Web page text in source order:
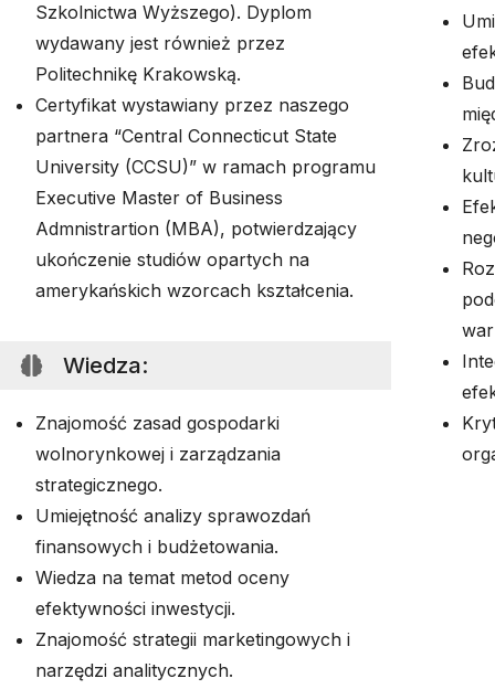
Szkolnictwa Wyższego). Dyplom
wydawany jest również przez
Politechnikę Krakowską.
Certyfikat wystawiany przez naszego
partnera “Central Connecticut State
University (CCSU)” w ramach programu
Executive Master of Business
Admnistrartion (MBA), potwierdzający
ukończenie studiów opartych na
amerykańskich wzorcach kształcenia.
Wiedza:
Znajomość zasad gospodarki
wolnorynkowej i zarządzania
strategicznego.
Umiejętność analizy sprawozdań
finansowych i budżetowania.
Wiedza na temat metod oceny
efektywności inwestycji.
Znajomość strategii marketingowych i
narzędzi analitycznych.